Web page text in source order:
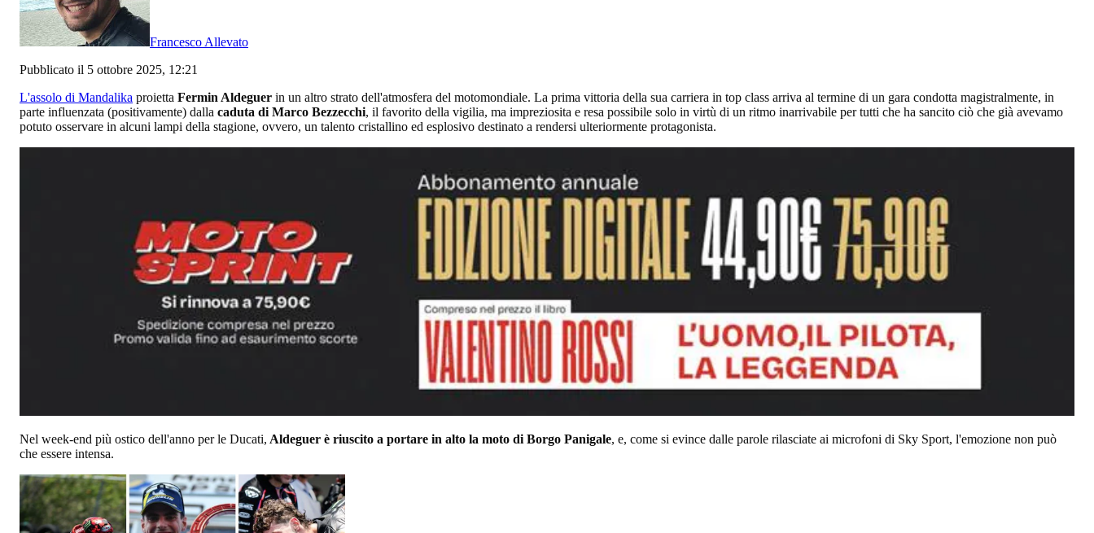
Francesco Allevato
Pubblicato il 5 ottobre 2025, 12:21
L'assolo di Mandalika proietta Fermin Aldeguer in un altro strato dell'atmosfera del motomondiale. La prima vittoria della sua carriera in top class arriva al termine di un gara condotta magistralmente, in
parte influenzata (positivamente) dalla caduta di Marco Bezzecchi, il favorito della vigilia, ma impreziosita e resa possibile solo in virtù di un ritmo inarrivabile per tutti che ha sancito ciò che già avevamo
potuto osservare in alcuni lampi della stagione, ovvero, un talento cristallino ed esplosivo destinato a rendersi ulteriormente protagonista.
Nel week-end più ostico dell'anno per le Ducati, Aldeguer è riuscito a portare in alto la moto di Borgo Panigale, e, come si evince dalle parole rilasciate ai microfoni di Sky Sport, l'emozione non può
che essere intensa.